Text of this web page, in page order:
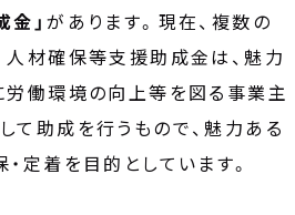
お問い合わせ
話をご利用の方
1715
〜18:00（土日祝日定休）
問い合わせフォーム
金」があります。現在、複数の
人材確保等支援助成金は、魅力
労働環境の向上等を図る事業主
て助成を行うもので、魅力ある
定着を目的としています。